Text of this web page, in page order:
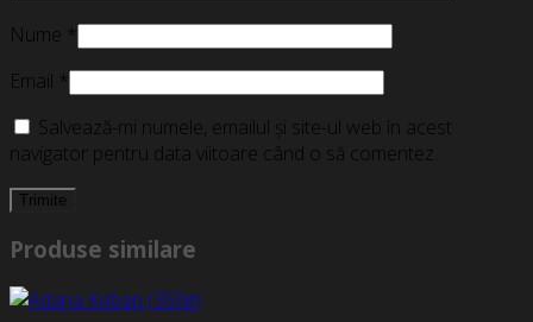
Nume *
Email *
Salvează-mi numele, emailul și site-ul web în acest
navigator pentru data viitoare când o să comentez.
Produse similare